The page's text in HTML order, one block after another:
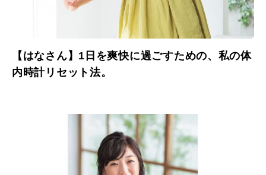
【はなさん】1日を爽快に過ごすための、私の体
内時計リセット法。